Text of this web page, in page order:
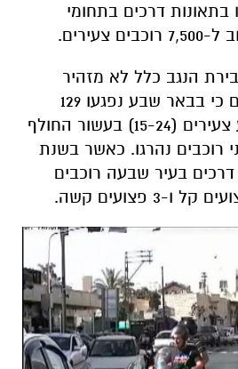
דרכים בתחומי
צעירים.
הנגב כלל לא מזהיר
ונתוני אור ירוק מגלים כי בבאר שבע נפגעו 129
רוכבי אופנוע וקטנוע צעירים (15-24) בעשור החולף
מהם שני רוכבים נהרגו. כאשר בשנת
דרכים בעיר שבעה רוכבים